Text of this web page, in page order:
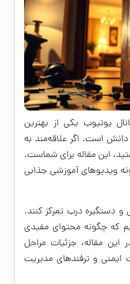
یوتیوب یکی از بهترین
است. اگر علاقه‌مند به
این مقاله برای شماست.
ویدیوهای آموزشی جذابی
دستگیره درب تمرکز کنند.
که چگونه محتوای مفیدی
این مقاله، جزئیات مراحل
ایمنی و ترفندهای مدیریت